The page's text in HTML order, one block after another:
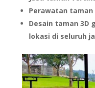
Perawatan taman
Desain taman 3D
lokasi di seluruh